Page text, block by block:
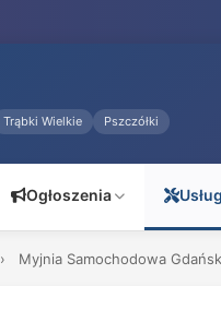
Trąbki Wielkie Pszczółki
Ogłoszenia
› Myjnia Samochodowa